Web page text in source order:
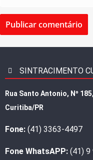
SINTRACIMENTO
Rua Santo Antonio, Nº
Curitiba/PR
Fone: (41) 3363-4497
Fone WhatsAPP: (41) 9